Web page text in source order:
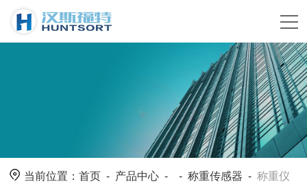
当前位置：首页 - 产品中心 - -称重传感器 -称重仪